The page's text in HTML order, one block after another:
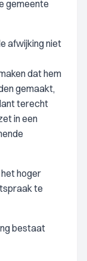
gemeente
afwijking niet
dat hem
gemaakt,
terecht
in een
hoger
te
bestaat